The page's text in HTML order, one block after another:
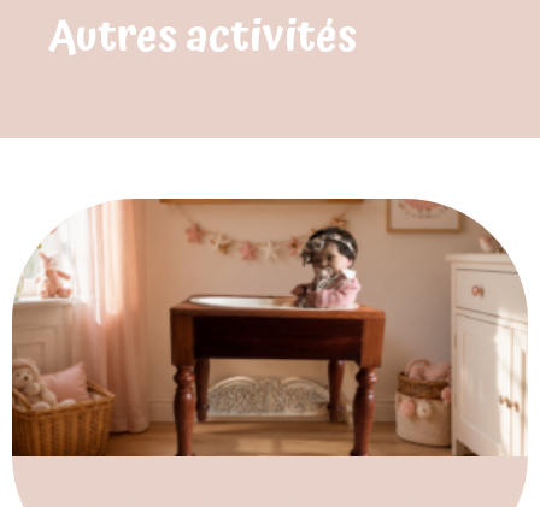
Autres activités